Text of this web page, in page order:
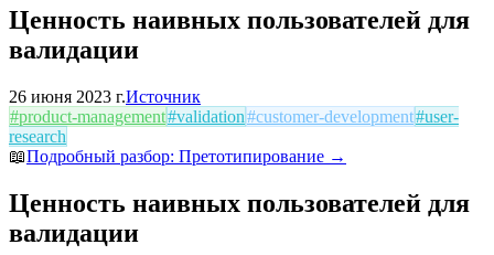
Ценность наивных пользователей для
валидации
26 июня 2023 г.Источник
#product-management#validation#customer-development#user-
research
📖Подробный разбор: Претотипирование →
Ценность наивных пользователей для
валидации